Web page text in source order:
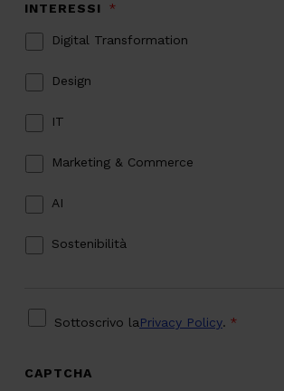
INTERESSI *
Digital Transformation
Design
IT
Marketing & Commerce
AI
Sostenibilità
PRIVACY
Sottoscrivo laPrivacy Policy. *
CAPTCHA